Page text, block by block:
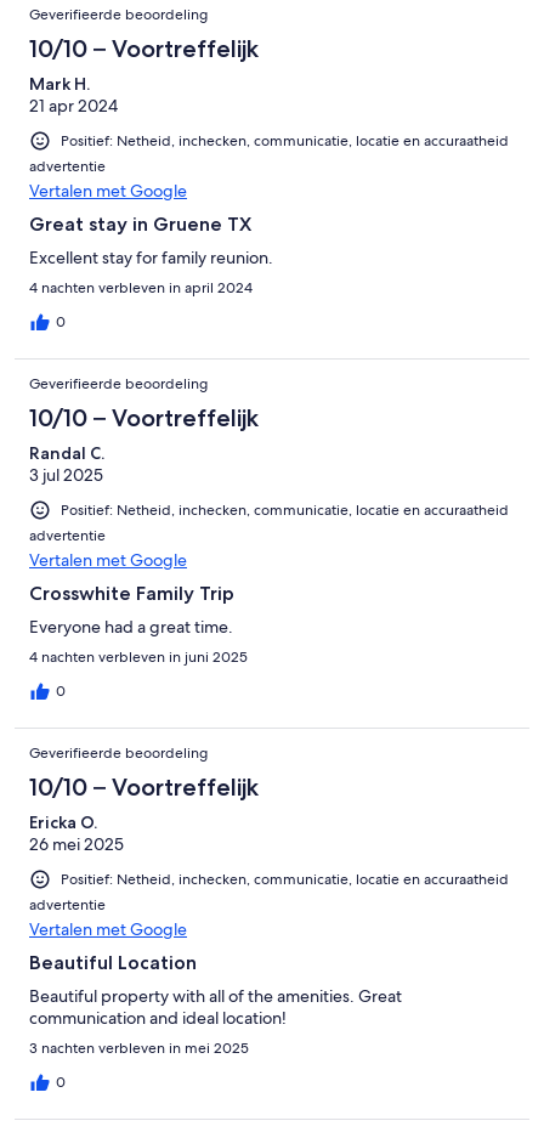
Geverifieerde beoordeling
10/10 – Voortreffelijk
Mark H.
21 apr 2024
Positief: Netheid, inchecken, communicatie, locatie en accuraatheid
advertentie
Vertalen met Google
Great stay in Gruene TX
Excellent stay for family reunion.
4 nachten verbleven in april 2024
0
Geverifieerde beoordeling
10/10 – Voortreffelijk
Randal C.
3 jul 2025
Positief: Netheid, inchecken, communicatie, locatie en accuraatheid
advertentie
Vertalen met Google
Crosswhite Family Trip
Everyone had a great time.
4 nachten verbleven in juni 2025
0
Geverifieerde beoordeling
10/10 – Voortreffelijk
Ericka O.
26 mei 2025
Positief: Netheid, inchecken, communicatie, locatie en accuraatheid
advertentie
Vertalen met Google
Beautiful Location
Beautiful property with all of the amenities. Great
communication and ideal location!
3 nachten verbleven in mei 2025
0